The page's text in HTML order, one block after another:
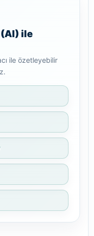
ile
ile özetleyebilir